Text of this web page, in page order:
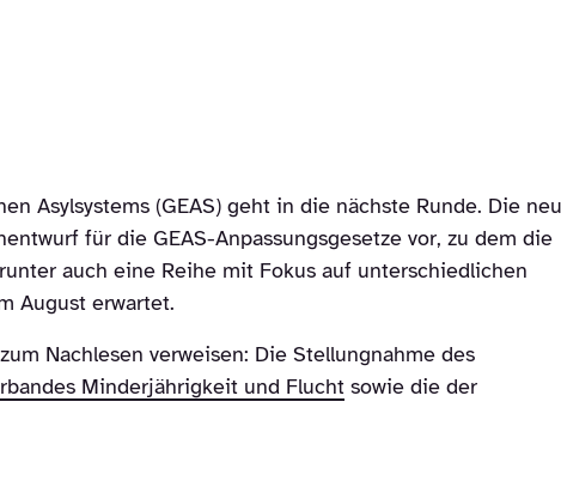
Asylsystems (GEAS) geht in die nächste Runde. Die
für die GEAS-Anpassungsgesetze vor, zu dem die
auch eine Reihe mit Fokus auf unterschiedlichen
August erwartet.
Nachlesen verweisen: Die Stellungnahme des
Minderjährigkeit und Flucht sowie die der